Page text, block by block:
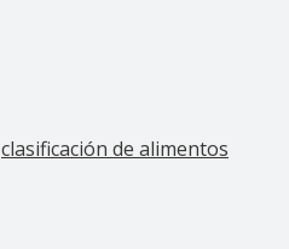
clasificación de alimentos